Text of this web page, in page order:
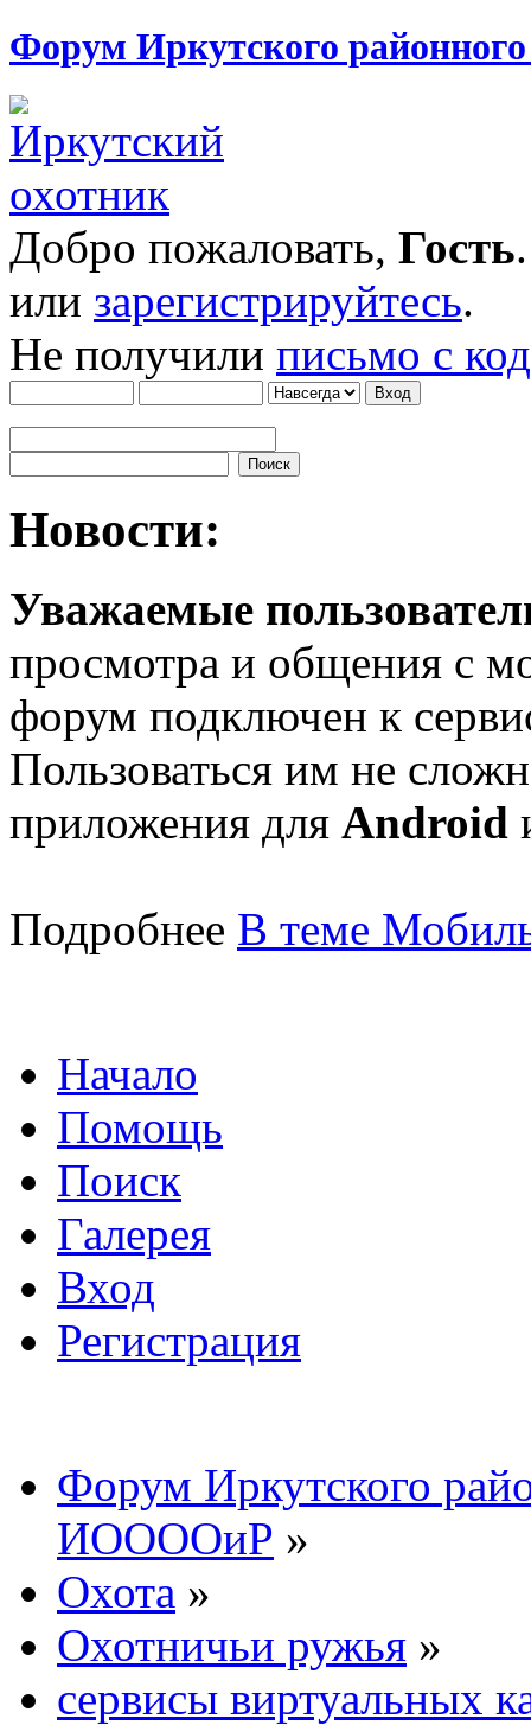
Форум Иркутского
Добро пожаловать, Гость
или зарегистрируйтесь.
Не получили письмо с
Новости:
Уважаемые
просмотра и общения с
форум подключен к
Пользоваться им не
приложения для Android
Подробнее В теме
Начало
Помощь
Поиск
Галерея
Вход
Регистрация
Форум Иркутского
ИООООиР »
Охота »
Охотничьи ружья »
сервисы виртуальных